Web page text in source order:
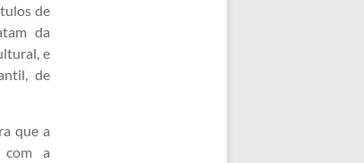
de
da
e
de
que a
com a